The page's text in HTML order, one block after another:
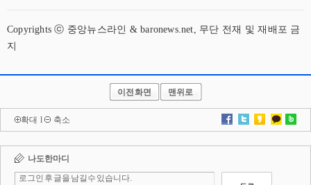
Copyrights ⓒ 중앙뉴스라인 & baronews.net, 무단 전재 및 재배포 금
지
이전화면 맨위로
확대 l 축소